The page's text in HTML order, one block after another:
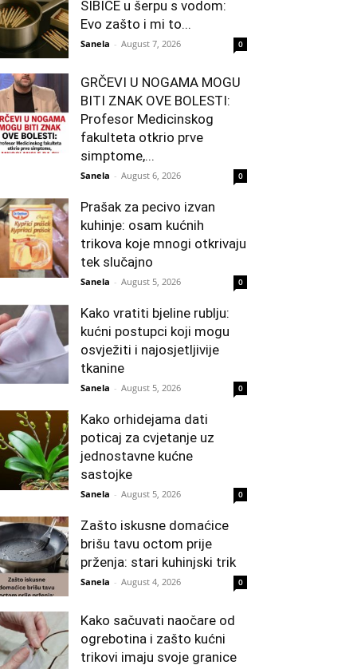
ŠIBICE u šerpu s vodom:
Evo zašto i mi to...
Sanela - August 7, 2026 0
GRČEVI U NOGAMA MOGU
BITI ZNAK OVE BOLESTI:
Profesor Medicinskog
fakulteta otkrio prve
simptome,...
Sanela - August 6, 2026 0
Prašak za pecivo izvan
kuhinje: osam kućnih
trikova koje mnogi otkrivaju
tek slučajno
Sanela - August 5, 2026 0
Kako vratiti bjeline rublju:
kućni postupci koji mogu
osvježiti i najosjetljivije
tkanine
Sanela - August 5, 2026 0
Kako orhidejama dati
poticaj za cvjetanje uz
jednostavne kućne
sastojke
Sanela - August 5, 2026 0
Zašto iskusne domaćice
brišu tavu octom prije
prženja: stari kuhinjski trik
Sanela - August 4, 2026 0
Kako sačuvati naočare od
ogrebotina i zašto kućni
trikovi imaju svoje granice